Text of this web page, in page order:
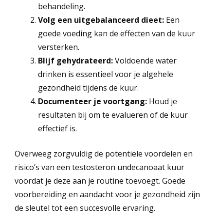
behandeling.
Volg een uitgebalanceerd dieet: Een
goede voeding kan de effecten van de kuur
versterken.
Blijf gehydrateerd:Voldoende water
drinken is essentieel voor je algehele
gezondheid tijdens de kuur.
Documenteer je voortgang: Houd je
resultaten bij om te evalueren of de kuur
effectief is.
Overweeg zorgvuldig de potentiële voordelen en
risico’s van een testosteron undecanoaat kuur
voordat je deze aan je routine toevoegt. Goede
voorbereiding en aandacht voor je gezondheid zijn
de sleutel tot een succesvolle ervaring.